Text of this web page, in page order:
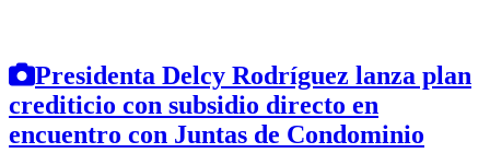
Presidenta Delcy Rodríguez lanza plan
crediticio con subsidio directo en
encuentro con Juntas de Condominio